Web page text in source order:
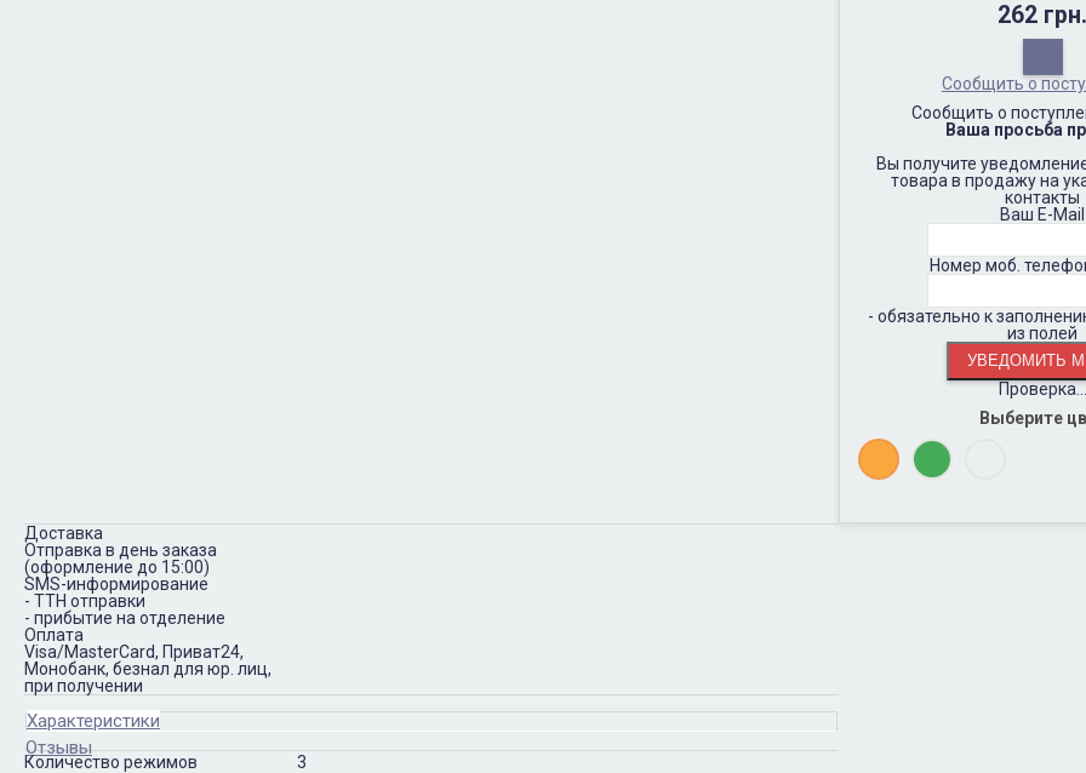
262 грн.
Сообщить о
Сообщить о
Ваша просьба
Вы получите
товара в продажу на
контакты
Ваш E-Mail
Номер моб.
- обязательно к
из полей
Проверка...
Выберите
Доставка
Отправка в день заказа
(оформление до 15:00)
SMS-информирование
- ТТН отправки
- прибытие на отделение
Оплата
Visa/MasterCard, Приват24,
Монобанк, безнал для юр. лиц,
при получении
Характеристики
Отзывы
Количество режимов
3